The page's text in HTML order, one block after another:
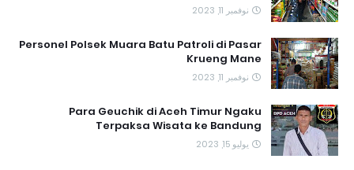
نوفمبر 11, 2023
Personel Polsek Muara Batu Patroli di Pasar
Krueng Mane
نوفمبر 11, 2023
Para Geuchik di Aceh Timur Ngaku
Terpaksa Wisata ke Bandung
يوليو 15, 2023